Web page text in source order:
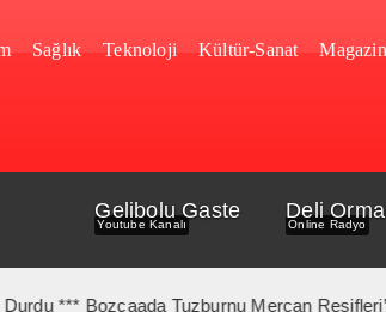
Sağlık Teknoloji Kültür-Sanat Magazin
Gelibolu Gaste
Youtube Kanalı
Deli
Online Radyo
Bozcaada Tuzburnu Mercan